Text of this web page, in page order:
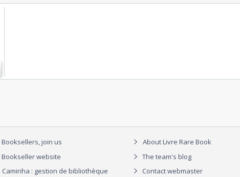
Booksellers, join us
Bookseller website
Caminha : gestion de bibliothèque
About Livre Rare Book
The team's blog
Contact webmaster